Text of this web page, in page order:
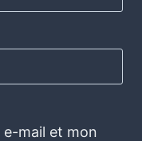
mail et mon